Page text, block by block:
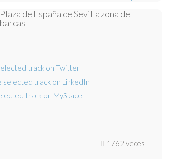
Plaza de España de Sevilla zona de
barcas
1762 veces